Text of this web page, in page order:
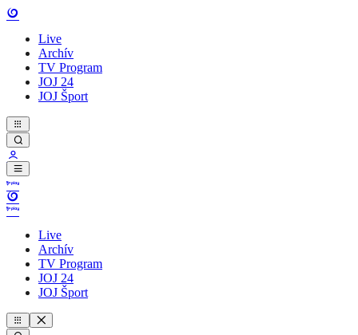
Live
Archív
TV Program
JOJ 24
JOJ Šport
Live
Archív
TV Program
JOJ 24
JOJ Šport